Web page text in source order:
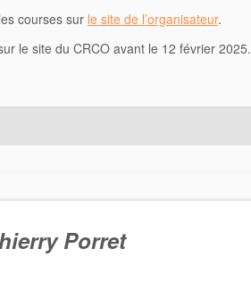
courses sur le site de l’organisateur.
le site du CRCO avant le 12 février 2025.
Porret